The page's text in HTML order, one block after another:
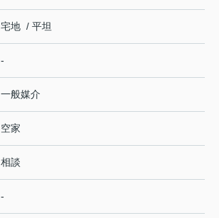
宅地 / 平坦
-
一般媒介
空家
相談
-